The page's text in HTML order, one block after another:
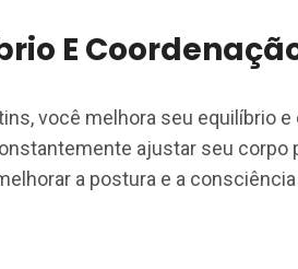
E
você melhora seu equilíbrio
ajustar seu corpo
a postura e a